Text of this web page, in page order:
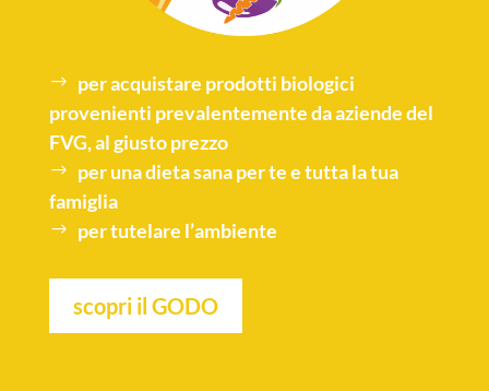
per acquistare prodotti biologici
provenienti prevalentemente da aziende del
FVG, al giusto prezzo
per unadieta sanaper te e tutta la tua
famiglia
per tutelare l’ambiente
scopri il GODO